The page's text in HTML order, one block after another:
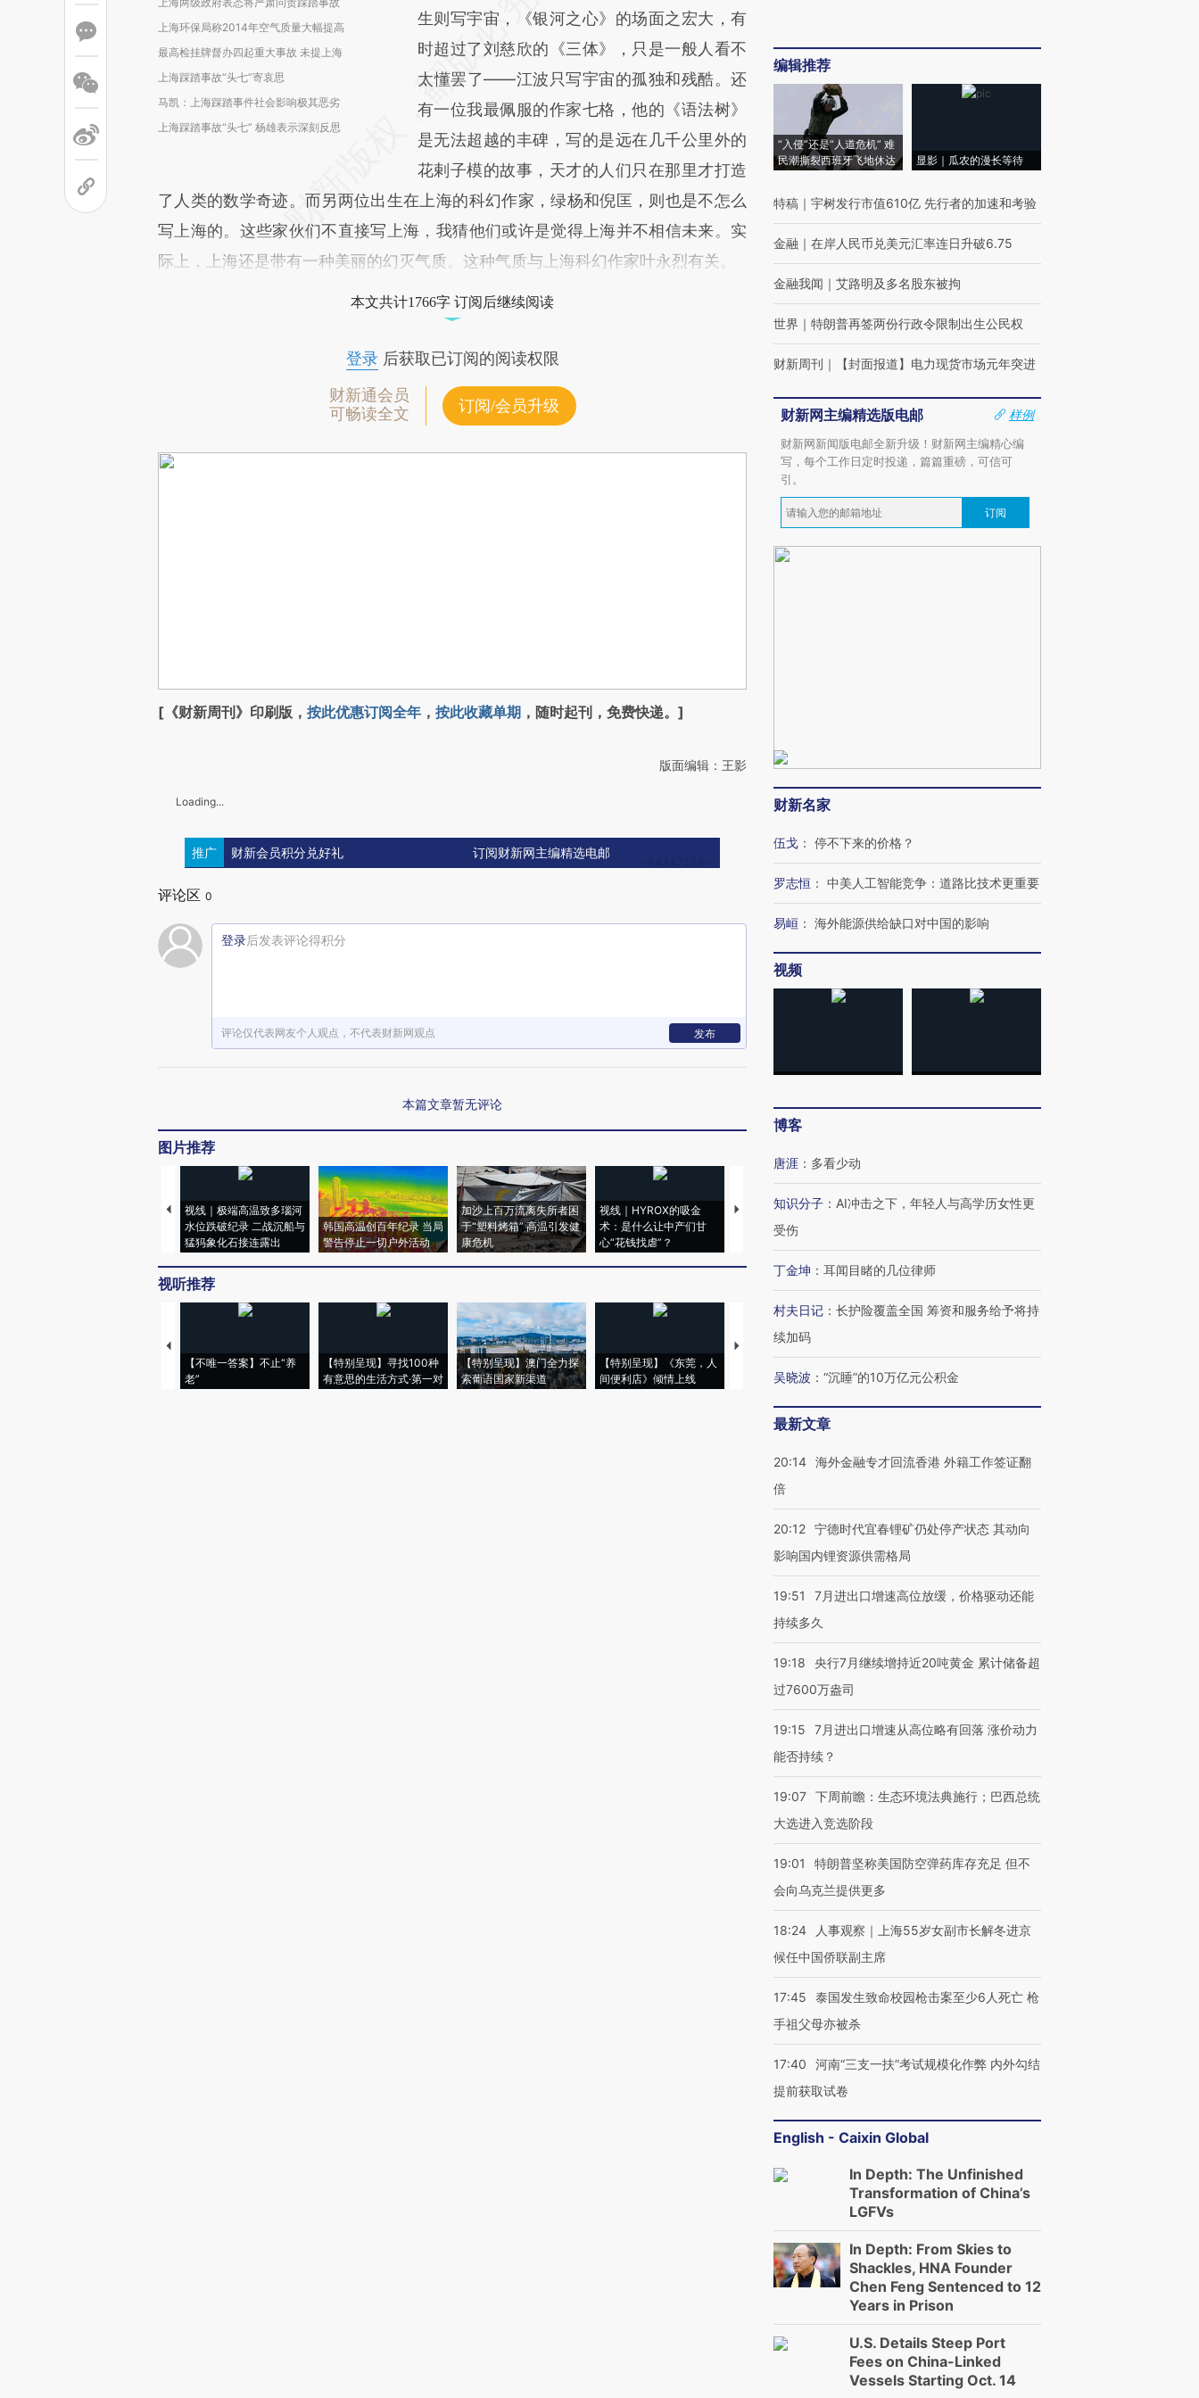
上海环保局称2014年空气质量大幅提高
最高检挂牌督办四起重大事故 未提上海
上海踩踏事故“头七”寄哀思
马凯：上海踩踏事件社会影响极其恶劣
上海踩踏事故“头七” 杨雄表示深刻反思
生则写宇宙，《银河之心》的场面之宏大，有
时超过了刘慈欣的《三体》，只是一般人看不
太懂罢了——江波只写宇宙的孤独和残酷。还
有一位我最佩服的作家七格，他的《语法树》
是无法超越的丰碑，写的是远在几千公里外的
花剌子模的故事，天才的人们只在那里才打造
了人类的数学奇迹。而另两位出生在上海的科幻作家，绿杨和倪匡，则也是不怎么
写上海的。这些家伙们不直接写上海，我猜他们或许是觉得上海并不相信未来。实
际上，上海还是带有一种美丽的幻灭气质。这种气质与上海科幻作家叶永烈有关。
本文共计1766字 订阅后继续阅读
登录后获取已订阅的阅读权限
财新通会员
可畅读全文
订阅/会员升级
[《财新周刊》印刷版， 按此优惠订阅全年 ， 按此收藏单期 ，随时起刊，免费快递。]
版面编辑：王影
Loading...
推广 财新会员积分兑好礼 订阅财新网主编精选电邮
评论区 0
登录后发表评论得积分
评论仅代表网友个人观点，不代表财新网观点 发布
本篇文章暂无评论
图片推荐
视线｜极端高温致多瑙河
水位跌破纪录 二战沉船与
猛犸象化石接连露出
韩国高温创百年纪录 当局
警告停止一切户外活动
加沙上百万流离失所者困
于“塑料烤箱” 高温引发健
康危机
视线｜HYROX的吸金
术：是什么让中产们甘
心“花钱找虐”？
马航飞行员跨国走私7万
粒摇头丸 尿检体内含3种
视线｜被称为“蟑螂”的印
视线｜“入侵”还是“人道危
视听推荐
【不唯一答案】不止“养
老”
【特别呈现】寻找100种
有意思的生活方式·第一对
【特别呈现】澳门全力探
索葡语国家新渠道
【特别呈现】《东莞，人
间便利店》倾情上线
【推广】走进第四届链博
有意思的生活方式·第三对
编辑推荐
“入侵”还是“人道危机” 难
民潮撕裂西班牙飞地休达
显影｜瓜农的漫长等待
特稿 ｜ 宇树发行市值610亿 先行者的加速和考验
金融 ｜ 在岸人民币兑美元汇率连日升破6.75
金融我闻 ｜ 艾路明及多名股东被拘
世界 ｜ 特朗普再签两份行政令限制出生公民权
财新周刊 ｜ 【封面报道】电力现货市场元年突进
财新网主编精选版电邮
样例
财新网新闻版电邮全新升级！财新网主编精心编
写，每个工作日定时投递，篇篇重磅，可信可
引。
订阅
财新名家
伍戈 ： 停不下来的价格？
罗志恒 ： 中美人工智能竞争：道路比技术更重要
易峘 ： 海外能源供给缺口对中国的影响
视频
博客
唐涯 ： 多看少动
知识分子 ： AI冲击之下，年轻人与高学历女性更
受伤
丁金坤 ： 耳闻目睹的几位律师
村夫日记 ： 长护险覆盖全国 筹资和服务给予将持
续加码
吴晓波 ： “沉睡”的10万亿元公积金
最新文章
20:14 海外金融专才回流香港 外籍工作签证翻
倍
20:12 宁德时代宜春锂矿仍处停产状态 其动向
影响国内锂资源供需格局
19:51
7月进出口增速高位放缓，价格驱动还能
持续多久
19:18
央行7月继续增持近20吨黄金 累计储备超
过7600万盎司
19:15
7月进出口增速从高位略有回落 涨价动力
能否持续？
19:07 下周前瞻：生态环境法典施行；巴西总统
大选进入竞选阶段
19:01
特朗普坚称美国防空弹药库存充足 但不
会向乌克兰提供更多
18:24
人事观察｜上海55岁女副市长解冬进京
候任中国侨联副主席
17:45
泰国发生致命校园枪击案至少6人死亡 枪
手祖父母亦被杀
17:40
河南“三支一扶”考试规模化作弊 内外勾结
提前获取试卷
English - Caixin Global
In Depth: The Unfinished
Transformation of China’s
LGFVs
In Depth: From Skies to
Shackles, HNA Founder
Chen Feng Sentenced to 12
Years in Prison
U.S. Details Steep Port
Fees on China-Linked
Vessels Starting Oct. 14